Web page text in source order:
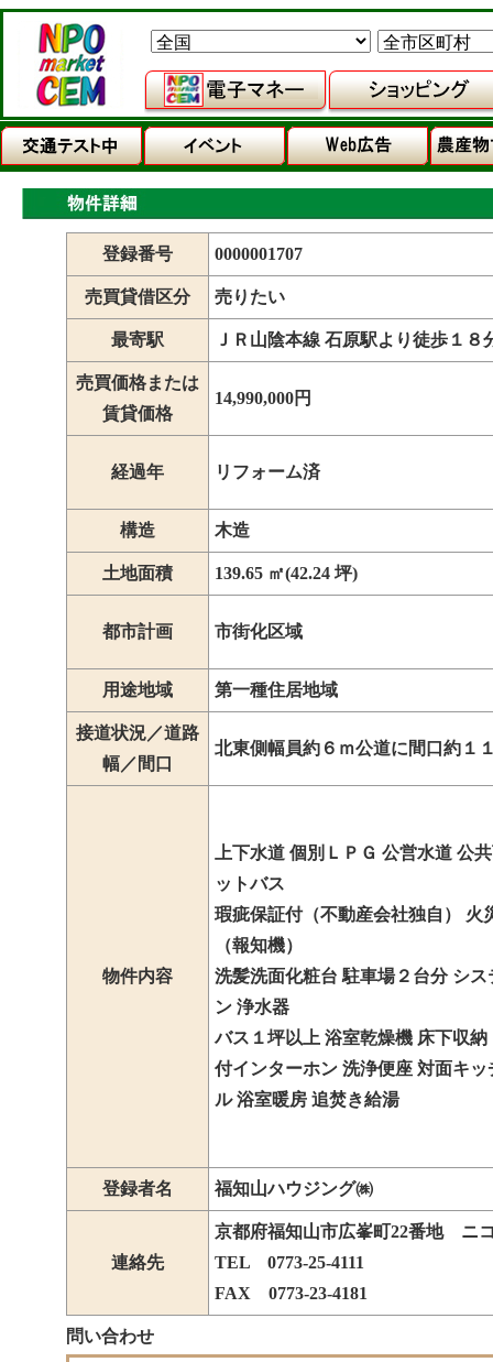
登録番号 0000001707
売買貸借区分 売りたい
最寄駅 ＪＲ山陰本線 石原駅より徒歩１８
売買価格または
賃貸価格
14,990,000円
経過年 リフォーム済
構造 木造
土地面積 139.65 ㎡(42.24 坪)
都市計画 市街化区域
用途地域 第一種住居地域
接道状況／道路
幅／間口
北東側幅員約６ｍ公道に間口約１
物件内容
上下水道 個別ＬＰＧ 公営水道 公
ットバス
瑕疵保証付（不動産会社独自） 火
（報知機）
洗髪洗面化粧台 駐車場２台分 シス
ン 浄水器
バス１坪以上 浴室乾燥機 床下収納
付インターホン 洗浄便座 対面キッ
ル 浴室暖房 追焚き給湯
登録者名 福知山ハウジング㈱
連絡先
京都府福知山市広峯町22番地 ニ
TEL 0773-25-4111
FAX 0773-23-4181
問い合わせ